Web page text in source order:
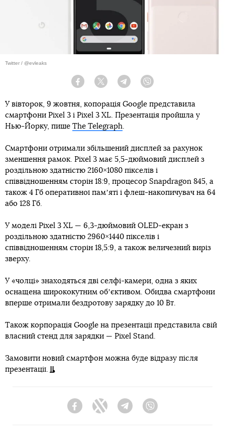
Twitter / @evleaks
Facebook Twitter Telegram
У вівторок, 9 жовтня, копорація Google представила
смартфони Pixel 3 і Pixel 3 XL. Презентація пройшла у
Нью-Йорку, пише The Telegraph.
Смартфони отримали збільшений дисплей за рахунок
зменшення рамок. Pixel 3 має 5,5-дюймовий дисплей з
роздільною здатністю 2160×1080 пікселів і
співвідношенням сторін 18:9, процесор Snapdragon 845, а
також 4 Гб оперативної памʼяті і флеш-накопичувач на 64
або 128 Гб.
У моделі Pixel 3 XL — 6,3-дюймовий OLED-екран з
роздільною здатністю 2960×1440 пікселів і
співвідношенням сторін 18,5:9, а також величезний виріз
зверху.
У «чолці» знаходяться дві селфі-камери, одна з яких
оснащена ширококутним обʼєктивом. Обидва смартфони
вперше отримали бездротову зарядку до 10 Вт.
Також корпорація Google на презентації представила свій
власний стенд для зарядки — Pixel Stand.
Замовити новий смартфон можна буде відразу після
презентації.
FacebookTwitter Telegram